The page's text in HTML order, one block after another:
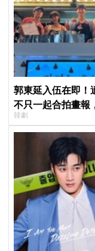
郭東延入伍在即！
不只一起合拍畫報
韓劇